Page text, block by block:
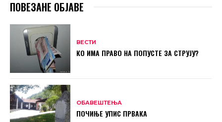
ПОВЕЗАНЕ ОБЈАВЕ
ВЕСТИ
КО ИМА ПРАВО НА ПОПУСТЕ ЗА СТРУЈУ?
ОБАВЕШТЕЊА
ПОЧИЊЕ УПИС ПРВАКА